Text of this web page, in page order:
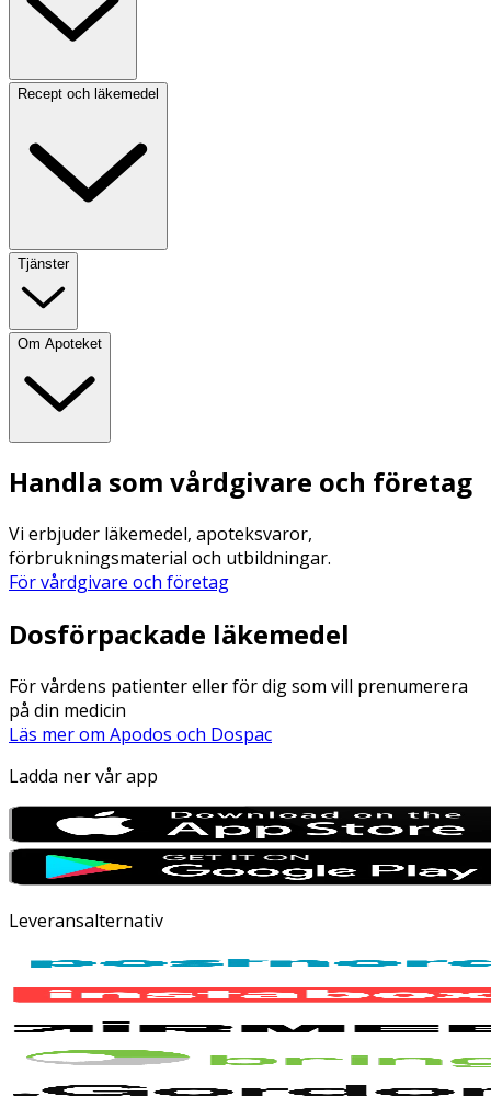
Recept och läkemedel
Tjänster
Om Apoteket
Handla som vårdgivare och företag
Vi erbjuder läkemedel, apoteksvaror,
förbrukningsmaterial och utbildningar.
För vårdgivare och företag
Dosförpackade läkemedel
För vårdens patienter eller för dig som vill prenumerera
på din medicin
Läs mer om Apodos och Dospac
Ladda ner vår app
Leveransalternativ